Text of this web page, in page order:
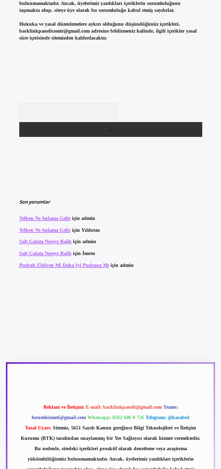
bulunmamaktadır. Ancak, üyelerimiz yazdıkları içeriklerin sorumluluğunu
taşımakta olup, siteye üye olarak bu sorumluluğu kabul etmiş sayılırlar.
Hukuka ve yasal düzenlemelere aykırı olduğunu düşündüğünüz içerikleri,
backlinkpanelicomtr@gmail.comadresine bildirmeniz halinde, ilgili içerikler yasal
süre içerisinde sitemizden kaldırılacaktır.
Son yorumlar
Yelken Ne Anlama Geliriçin admin
Yelken Ne Anlama Geliriçin Yıldırım
Salt Galata Nereye Bağlıiçin admin
Salt Galata Nereye Bağlı için İmren
Pudralı Eldiven Mi Daha Iyi Pudrasız Mı için admin
Reklam ve İletişim: E-mail: backlinkpaneli@gmail.com Teams:
forumhizmeti@gmail.com Whatsapp: 0262 606 0 726 Telegram: @karabul
Yasal Uyarı: Sitemiz, 5651 Sayılı Kanun gereğince Bilgi Teknolojileri ve İletişim
Kurumu (BTK) tarafından onaylanmış bir Yer Sağlayıcı olarak hizmet vermektedir.
Bu nedenle, sitedeki içerikleri proaktif olarak denetleme veya araştırma
yükümlülüğümüz bulunmamaktadır. Ancak, üyelerimiz yazdıkları içeriklerin